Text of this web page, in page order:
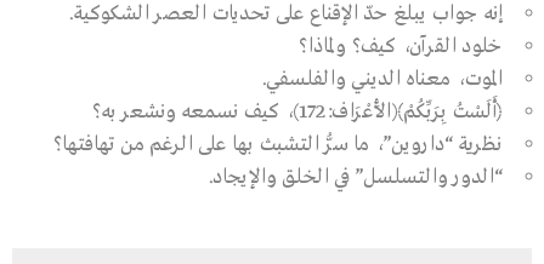
إنه جواب يبلغ حدّ الإقناع على تحديات العصر الشكوكية.
خلود القرآن، كيف؟ ولماذا؟
الموت، معناه الديني والفلسفي.
﴿أَلَسْتُ بِرَبِّكُمْ﴾(الأَعْرَاف:172)، كيف نسمعه ونشعر به؟
نظرية “داروين”، ما سرُّ التشبث بها على الرغم من تهافتها؟
“الدور والتسلسل” في الخلق والإيجاد.